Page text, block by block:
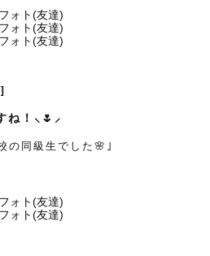
ね！⸜🌷︎⸝‍
の同級生でした🌸｣